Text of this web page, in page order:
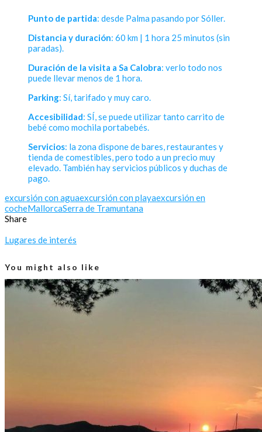
Punto de partida: desde Palma pasando por Sóller.
Distancia y duración: 60 km | 1 hora 25 minutos (sin
paradas).
Duración de la visita a Sa Calobra: verlo todo nos
puede llevar menos de 1 hora.
Parking: Sí, tarifado y muy caro.
Accesibilidad: SÍ, se puede utilizar tanto carrito de
bebé como mochila portabebés.
Servicios: la zona dispone de bares, restaurantes y
tienda de comestibles, pero todo a un precio muy
elevado. También hay servicios públicos y duchas de
pago.
excursión con aguaexcursión con playaexcursión en
cocheMallorcaSerra de Tramuntana
Share
Lugares de interés
You might also like